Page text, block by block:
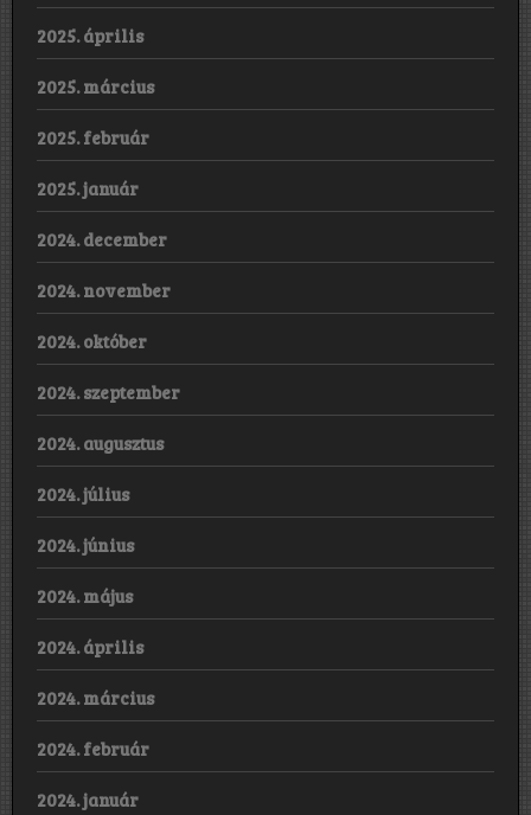
2025. április
2025. március
2025. február
2025. január
2024. december
2024. november
2024. október
2024. szeptember
2024. augusztus
2024. július
2024. június
2024. május
2024. április
2024. március
2024. február
2024. január